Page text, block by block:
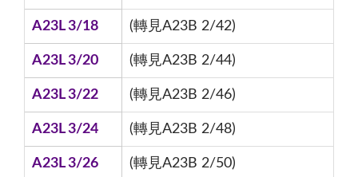
A23L 3/18 (轉見A23B 2/42)
A23L 3/20 (轉見A23B 2/44)
A23L 3/22 (轉見A23B 2/46)
A23L 3/24 (轉見A23B 2/48)
A23L 3/26 (轉見A23B 2/50)